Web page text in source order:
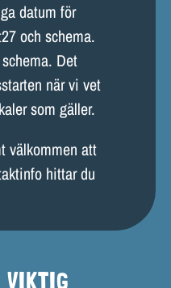
datum för
och schema.
Det
när vi vet
som gäller.
välkommen att
hittar du
VIKTIG